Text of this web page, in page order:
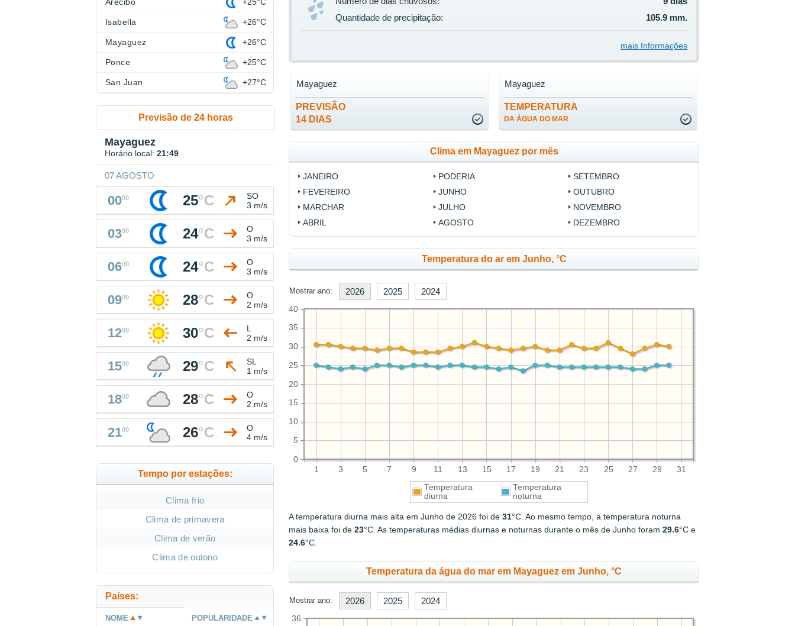
Quantidade de precipitação:
105.9 mm.
mais Informações
PREVISÃO
14 DIAS
Mayaguez
TEMPERATURA
DA ÁGUA DO MAR
Mayaguez
Clima em Mayaguez por mês
JANEIRO
FEVEREIRO
MARCHAR
ABRIL
PODERIA
JUNHO
JULHO
AGOSTO
SETEMBRO
OUTUBRO
NOVEMBRO
DEZEMBRO
Temperatura do ar em Junho, °C
Mostrar ano: 2026 2025 2024
1 3 5 7 9 11 13 15 17 19 21 23 25 27 29 31
0
5
10
15
20
25
30
35
40
Temperatura
diurna
Temperatura
noturna
A temperatura diurna mais alta em Junho de 2026 foi de31°C. Ao mesmo tempo, a temperatura noturna
mais baixa foi de23°C. As temperaturas médias diurnas e noturnas durante o mês de Junho foram29.6°C e
24.6°C.
Temperatura da água do mar em Mayaguez em Junho, °C
Mostrar ano: 2026 2025 2024
36
Isabella +26°C
Mayaguez +26°C
Ponce +25°C
San Juan +27°C
Previsão de 24 horas
Mayaguez
Horário local: 21:49
07 AGOSTO
0000 25°C
SO
3 m/s
0300 24°C
O
3 m/s
0600 24°C
O
3 m/s
0900 28°C
O
2 m/s
1200 30°C
L
2 m/s
1500 29°C
SL
1 m/s
1800 28°C
O
2 m/s
2100 26°C
O
4 m/s
Tempo por estações:
Clima frio
Clima de primavera
Clima de verão
Clima de outono
Países:
NOME POPULARIDADE